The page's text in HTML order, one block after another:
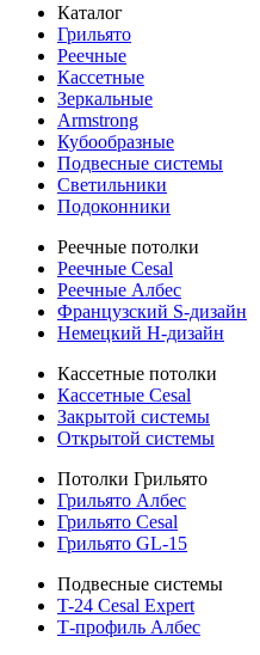
Каталог
Грильято
Реечные
Кассетные
Зеркальные
Armstrong
Кубообразные
Подвесные системы
Светильники
Подоконники
Реечные потолки
Реечные Cesal
Реечные Албес
Французский S-дизайн
Немецкий H-дизайн
Кассетные потолки
Кассетные Cesal
Закрытой системы
Открытой системы
Потолки Грильято
Грильято Албес
Грильято Cesal
Грильято GL-15
Подвесные системы
T-24 Cesal Expert
Т-профиль Албес